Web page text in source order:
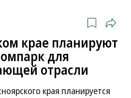
крае планируют
для
отрасли
края планируется